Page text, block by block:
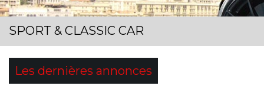
SPORT & CLASSIC CAR
Les dernières annonces